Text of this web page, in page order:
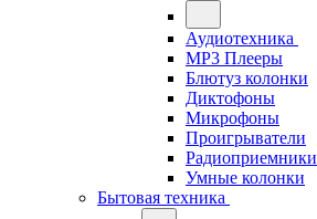
Аудиотехника
MP3 Плееры
Блютуз колонки
Диктофоны
Микрофоны
Проигрыватели
Радиоприемники
Умные колонки
Бытовая техника